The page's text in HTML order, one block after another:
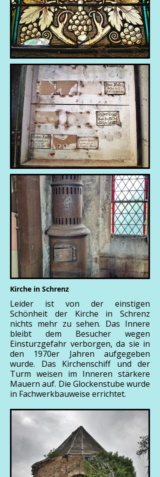
Kirche in Schrenz
Leider ist von der einstigen
Schönheit der Kirche in Schrenz
nichts mehr zu sehen. Das Innere
bleibt dem Besucher wegen
Einsturzgefahr verborgen, da sie in
den 1970er Jahren aufgegeben
wurde. Das Kirchenschiff und der
Turm weisen im Inneren stärkere
Mauern auf. Die Glockenstube wurde
in Fachwerkbauweise errichtet.